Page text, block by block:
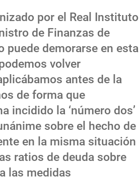
por el Real Instituto
de Finanzas de
puede demorarse en esta
volver
antes de la
de forma que
incidido la ‘número dos’
sobre el hecho de
en la misma situación
ratios de deuda sobre
las medidas